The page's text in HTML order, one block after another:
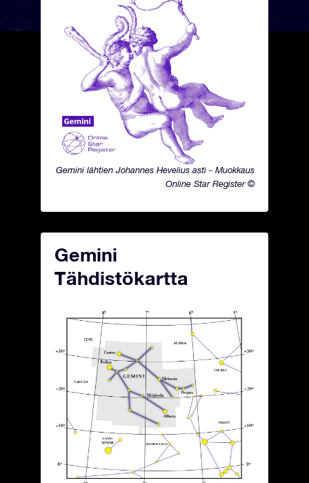
Gemini lähtien Johannes Hevelius asti - Muokkaus
Online Star Register ©
Gemini
Tähdistökartta